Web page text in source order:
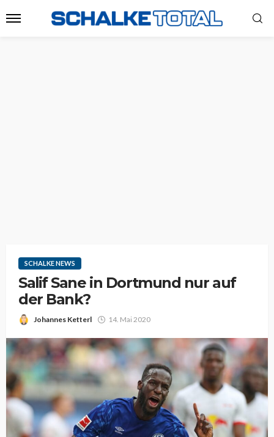
SCHALKE NEWS
Salif Sane in Dortmund nur auf
der Bank?
Johannes Ketterl 14. Mai 2020